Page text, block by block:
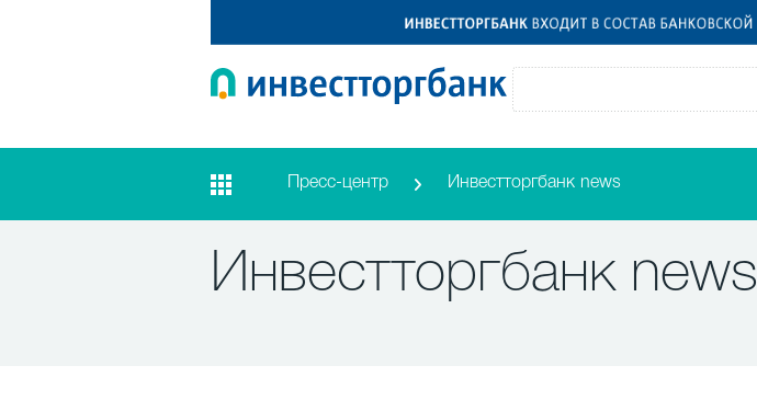
Пресс-центр Инвестторгбанк news
Инвестторгбанк news